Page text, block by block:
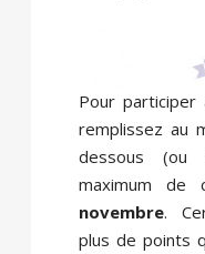
Pour participer
remplissez au
dessous (ou
maximum de
novembre.
plus de points